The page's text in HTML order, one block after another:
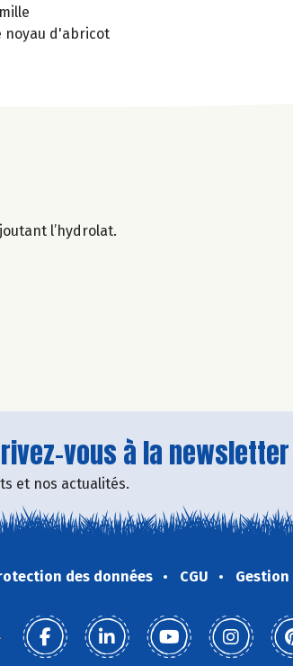
noyau d'abricot
l’hydrolat.
vous à la
et nos actualités.
des données CGU Gestion